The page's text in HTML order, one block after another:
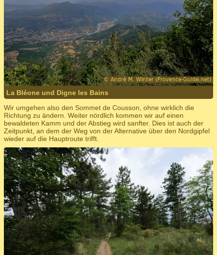
La Bléone und Digne les Bains
Wir umgehen also den Sommet de Cousson, ohne wirklich die
Richtung zu ändern. Weiter nördlich kommen wir auf einen
bewaldeten Kamm und der Abstieg wird sanfter. Dies ist auch der
Zeitpunkt, an dem der Weg von der Alternative über den Nordgipfel
wieder auf die Hauptroute trifft.